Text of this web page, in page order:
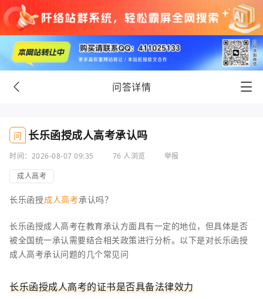
问答详情
问 长乐函授成人高考承认吗
时间：2026-08-07 09:35 76 人浏览
举报
成人高考
长乐函授成人高考承认吗？
长乐函授成人高考在教育承认方面具有一定的地位，但具体是否
被全国统一承认需要结合相关政策进行分析。以下是对长乐函授
成人高考承认问题的几个常见问
长乐函授成人高考的证书是否具备法律效力